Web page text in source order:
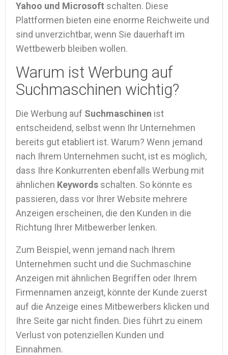
Yahoo und Microsoft schalten. Diese
Plattformen bieten eine enorme Reichweite und
sind unverzichtbar, wenn Sie dauerhaft im
Wettbewerb bleiben wollen.
Warum ist Werbung auf
Suchmaschinen wichtig?
Die Werbung auf Suchmaschinen ist
entscheidend, selbst wenn Ihr Unternehmen
bereits gut etabliert ist. Warum? Wenn jemand
nach Ihrem Unternehmen sucht, ist es möglich,
dass Ihre Konkurrenten ebenfalls Werbung mit
ähnlichen Keywords schalten. So könnte es
passieren, dass vor Ihrer Website mehrere
Anzeigen erscheinen, die den Kunden in die
Richtung Ihrer Mitbewerber lenken.
Zum Beispiel, wenn jemand nach Ihrem
Unternehmen sucht und die Suchmaschine
Anzeigen mit ähnlichen Begriffen oder Ihrem
Firmennamen anzeigt, könnte der Kunde zuerst
auf die Anzeige eines Mitbewerbers klicken und
Ihre Seite gar nicht finden. Dies führt zu einem
Verlust von potenziellen Kunden und
Einnahmen.